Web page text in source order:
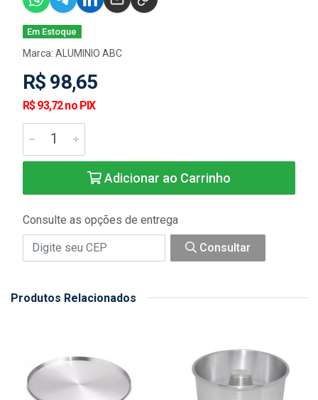
Em Estoque
Marca: ALUMINIO ABC
R$ 98,65
R$ 93,72 no PIX
Adicionar ao Carrinho
Consulte as opções de entrega
Consultar
Produtos Relacionados